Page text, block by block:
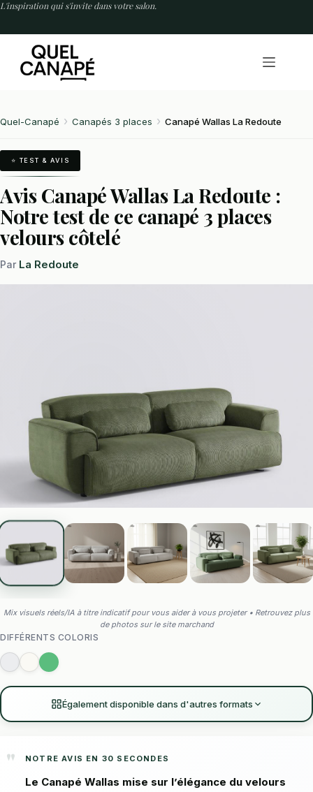
Passer
L'inspiration qui s'invite dans votre salon.
Quel-Canapé Canapés 3 places Canapé Wallas La Redoute
⭐ TEST & AVIS
Avis Canapé Wallas La Redoute :
Notre test de ce canapé 3 places
velours côtelé
Par La Redoute
Mix visuels réels/IA à titre indicatif pour vous aider à vous projeter • Retrouvez plus
de photos sur le site marchand
DIFFÉRENTS COLORIS
Également disponible dans d'autres formats
NOTRE AVIS EN 30 SECONDES
Le Canapé Wallas mise sur l’élégance du velours